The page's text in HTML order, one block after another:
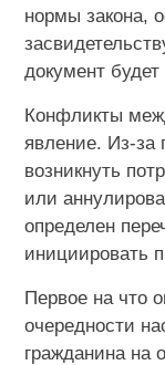
нормы закона,
документ
Конфликты
явление. Из-за
возникнуть
или
определен
инициировать
Первое на что
очередности
гражданина на